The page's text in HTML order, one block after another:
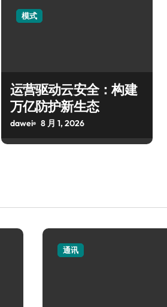
模式
运营驱动云安全：构建
万亿防护新生态
dawei 8 月 1, 2026
通讯